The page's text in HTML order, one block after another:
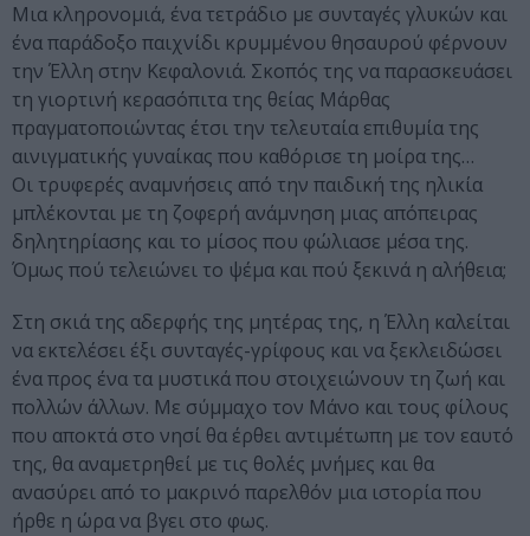
Μια κληρονομιά, ένα τετράδιο με συνταγές γλυκών και
ένα παράδοξο παιχνίδι κρυμμένου θησαυρού φέρνουν
την Έλλη στην Κεφαλονιά. Σκοπός της να παρασκευάσει
τη γιορτινή κερασόπιτα της θείας Μάρθας
πραγματοποιώντας έτσι την τελευταία επιθυμία της
αινιγματικής γυναίκας που καθόρισε τη μοίρα της…
Οι τρυφερές αναμνήσεις από την παιδική της ηλικία
μπλέκονται με τη ζοφερή ανάμνηση μιας απόπειρας
δηλητηρίασης και το μίσος που φώλιασε μέσα της.
Όμως πού τελειώνει το ψέμα και πού ξεκινά η αλήθεια;
Στη σκιά της αδερφής της μητέρας της, η Έλλη καλείται
να εκτελέσει έξι συνταγές-γρίφους και να ξεκλειδώσει
ένα προς ένα τα μυστικά που στοιχειώνουν τη ζωή και
πολλών άλλων. Με σύμμαχο τον Μάνο και τους φίλους
που αποκτά στο νησί θα έρθει αντιμέτωπη με τον εαυτό
της, θα αναμετρηθεί με τις θολές μνήμες και θα
ανασύρει από το μακρινό παρελθόν μια ιστορία που
ήρθε η ώρα να βγει στο φως.